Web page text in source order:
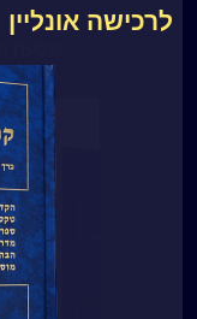
לרכישה אונליין